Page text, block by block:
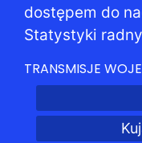
dostępem do
Statystyki
TRANSMISJE